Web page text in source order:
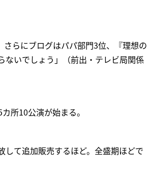
さらにブログはパパ部門3位、『理想の
ないでしょう」（前出・テレビ局関係
所10公演が始まる。
して追加販売するほど。全盛期ほどで